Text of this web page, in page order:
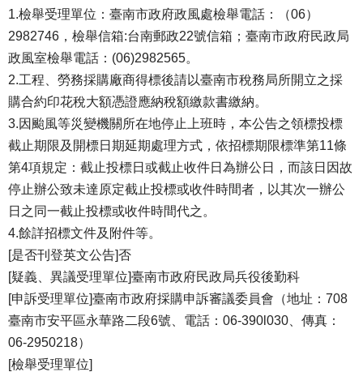
1.檢舉受理單位：臺南市政府政風處檢舉電話：（06）
2982746，檢舉信箱:台南郵政22號信箱；臺南市政府民政局
政風室檢舉電話：(06)2982565。
2.工程、勞務採購廠商得標後請以臺南市稅務局所開立之採
購合約印花稅大額憑證應納稅額繳款書繳納。
3.因颱風等災變機關所在地停止上班時，本公告之領標投標
截止期限及開標日期延期處理方式，依招標期限標準第11條
第4項規定：截止投標日或截止收件日為辦公日，而該日因故
停止辦公致未達原定截止投標或收件時間者，以其次一辦公
日之同一截止投標或收件時間代之。
4.餘詳招標文件及附件等。
[是否刊登英文公告]否
[疑義、異議受理單位]臺南市政府民政局兵役後勤科
[申訴受理單位]臺南市政府採購申訴審議委員會（地址：708
臺南市安平區永華路二段6號、電話：06-390l030、傳真：
06-2950218）
[檢舉受理單位]